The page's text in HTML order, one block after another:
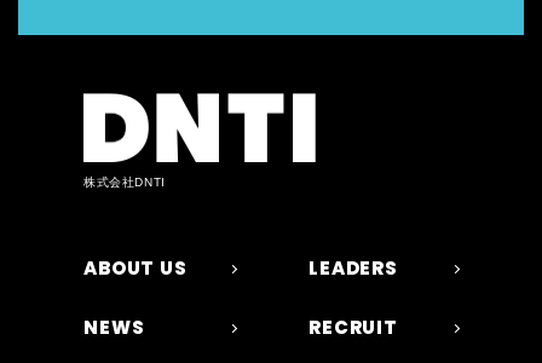
株式会社DNTI
ABOUT US LEADERS
NEWS RECRUIT